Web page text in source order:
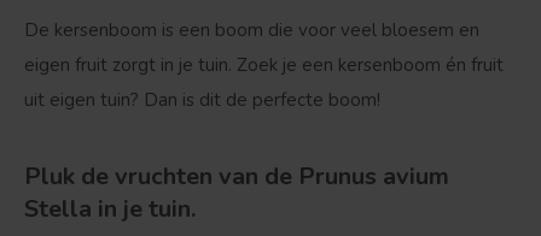
De kersenboom is een boom die voor veel bloesem en
eigen fruit zorgt in je tuin. Zoek je een kersenboom én fruit
uit eigen tuin? Dan is dit de perfecte boom!
Pluk de vruchten van de Prunus avium
Stella in je tuin.